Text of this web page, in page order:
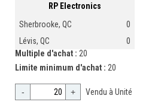
RP Electronics
Sherbrooke, QC
0
Lévis, QC
0
Multiple d'achat : 20
Limite minimum d'achat : 20
- + Vendu à Unité